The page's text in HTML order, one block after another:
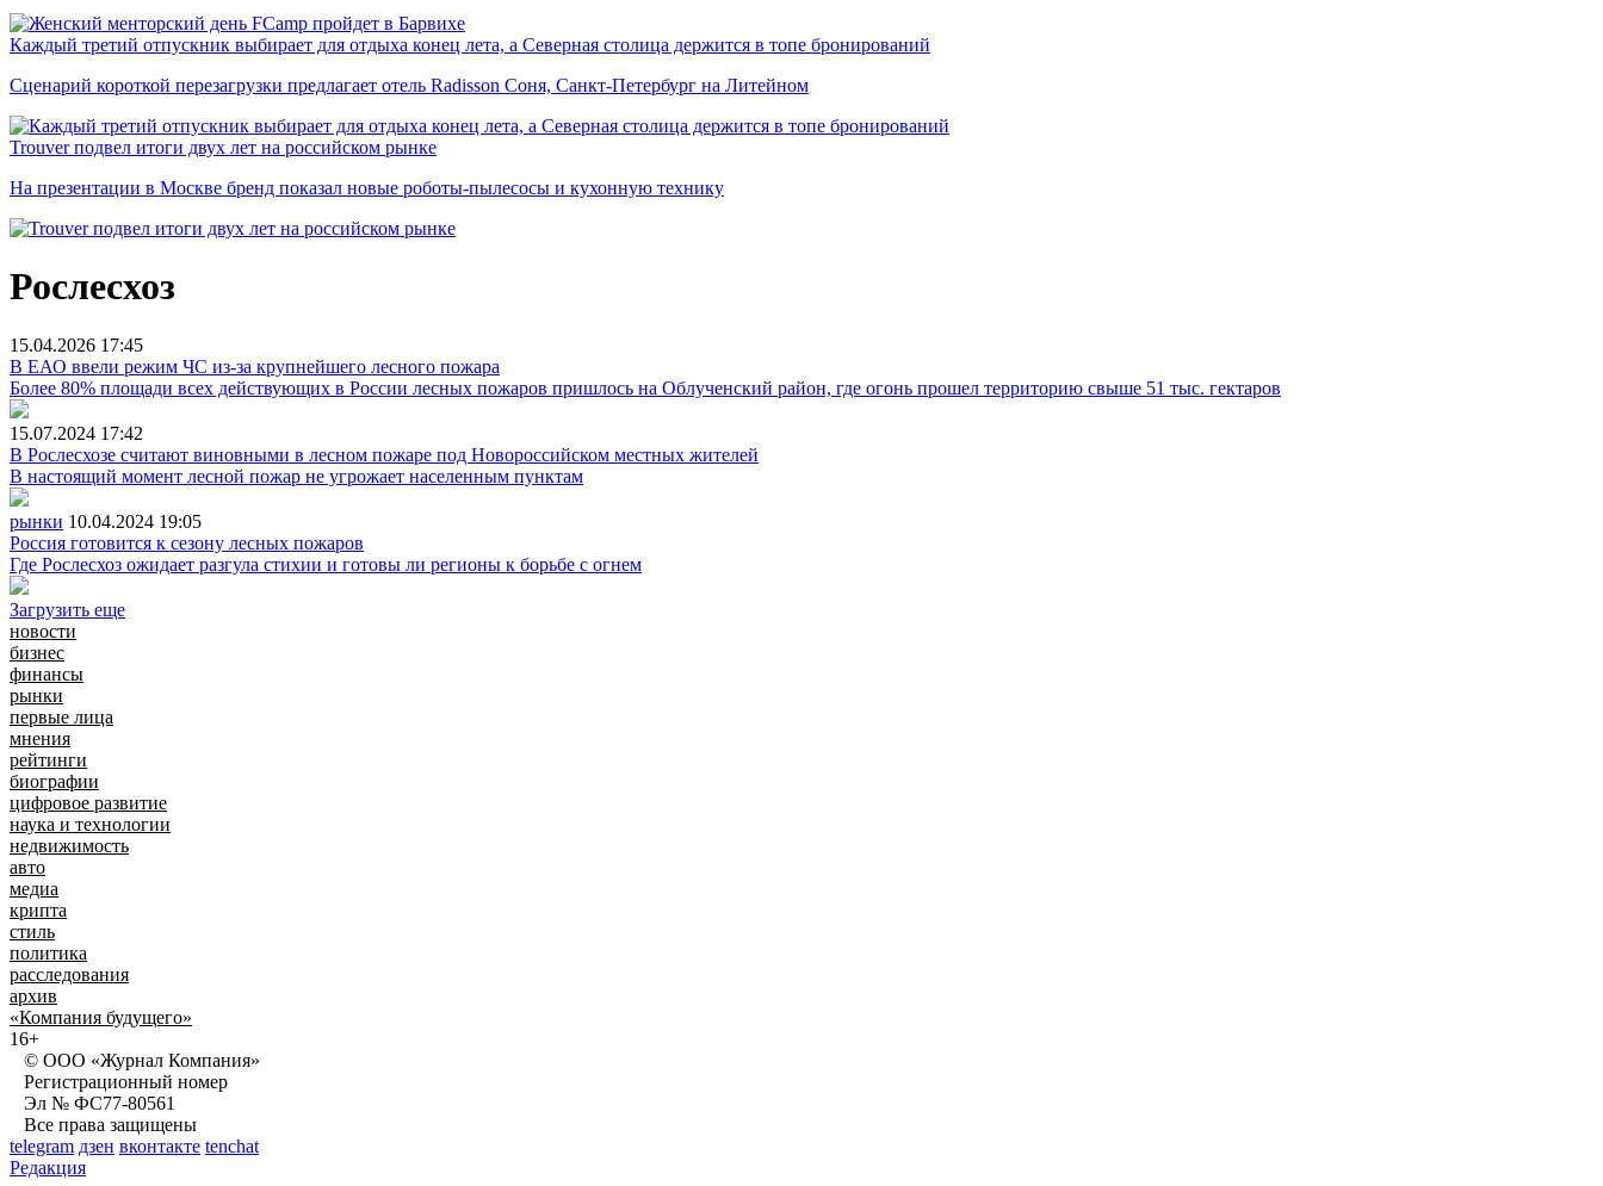
Каждый третий отпускник выбирает для отдыха конец лета, а Северная столица держится в топе бронирований
Сценарий короткой перезагрузки предлагает отель Radisson Соня, Санкт-Петербург на Литейном
Trouver подвел итоги двух лет на российском рынке
На презентации в Москве бренд показал новые роботы-пылесосы и кухонную технику
Рослесхоз
15.04.2026 17:45
В ЕАО ввели режим ЧС из-за крупнейшего лесного пожара
Более 80% площади всех действующих в России лесных пожаров пришлось на Облученский район, где огонь прошел территорию свыше 51 тыс. гектаров
15.07.2024 17:42
В Рослесхозе считают виновными в лесном пожаре под Новороссийском местных жителей
В настоящий момент лесной пожар не угрожает населенным пунктам
рынки 10.04.2024 19:05
Россия готовится к сезону лесных пожаров
Где Рослесхоз ожидает разгула стихии и готовы ли регионы к борьбе с огнем
Загрузить еще
новости
бизнес
финансы
рынки
первые лица
мнения
рейтинги
биографии
цифровое развитие
наука и технологии
недвижимость
авто
медиа
крипта
стиль
политика
расследования
архив
«Компания будущего»
16+
© ООО «Журнал Компания»
Регистрационный номер
Эл № ФС77-80561
Все права защищены
telegram дзен вконтакте tenchat
Редакция